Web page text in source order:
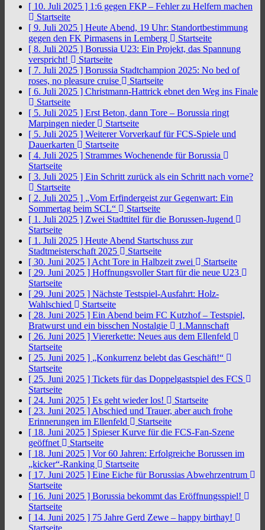
[ 10. Juli 2025 ] 1:6 gegen FKP – Fehler zu Helfern machen
Startseite
[ 9. Juli 2025 ] Heute Abend, 19 Uhr: Standortbestimmung
gegen den FK Pirmasens in Lemberg
Startseite
[ 8. Juli 2025 ] Borussia U23: Ein Projekt, das Spannung
verspricht!
Startseite
[ 7. Juli 2025 ] Borussia Stadtchampion 2025: No bed of
roses, no pleasure cruise
Startseite
[ 6. Juli 2025 ] Christmann-Hattrick ebnet den Weg ins Finale
Startseite
[ 5. Juli 2025 ] Erst Beton, dann Tore – Borussia ringt
Marpingen nieder
Startseite
[ 5. Juli 2025 ] Weiterer Vorverkauf für FCS-Spiele und
Dauerkarten
Startseite
[ 4. Juli 2025 ] Strammes Wochenende für Borussia
Startseite
[ 3. Juli 2025 ] Ein Schritt zurück als ein Schritt nach vorne?
Startseite
[ 2. Juli 2025 ] „Vom Erfindergeist zur Gegenwart: Ein
Sommertag beim SCL“
Startseite
[ 1. Juli 2025 ] Zwei Stadttitel für die Borussen-Jugend
Startseite
[ 1. Juli 2025 ] Heute Abend Startschuss zur
Stadtmeisterschaft 2025
Startseite
[ 30. Juni 2025 ] Acht Tore in Halbzeit zwei
Startseite
[ 29. Juni 2025 ] Hoffnungsvoller Start für die neue U23
Startseite
[ 29. Juni 2025 ] Nächste Testspiel-Ausfahrt: Holz-
Wahlschied
Startseite
[ 28. Juni 2025 ] Ein Abend beim FC Kutzhof – Testspiel,
Bratwurst und ein bisschen Nostalgie
1.Mannschaft
[ 26. Juni 2025 ] Viererkette: Neues aus dem Ellenfeld
Startseite
[ 25. Juni 2025 ] „Konkurrenz belebt das Geschäft!“
Startseite
[ 25. Juni 2025 ] Tickets für das Doppelgastspiel des FCS
Startseite
[ 24. Juni 2025 ] Es geht wieder los!
Startseite
[ 23. Juni 2025 ] Abschied und Trauer, aber auch frohe
Erinnerungen im Ellenfeld
Startseite
[ 18. Juni 2025 ] Spieser Kurve für die FCS-Fan-Szene
geöffnet
Startseite
[ 18. Juni 2025 ] Vor 60 Jahren: Erfolgreiche Borussen im
„kicker“-Ranking
Startseite
[ 17. Juni 2025 ] Eine Eiche für Borussias Abwehrzentrum
Startseite
[ 16. Juni 2025 ] Borussia bekommt das Eröffnungsspiel!
Startseite
[ 14. Juni 2025 ] 75 Jahre Gerd Zewe – happy birthay!
Startseite